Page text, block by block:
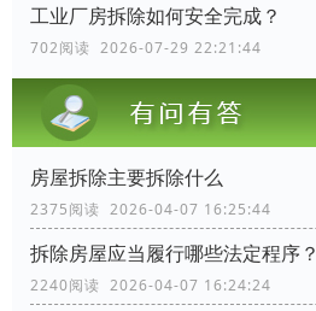
工业厂房拆除如何安全完成？
702阅读 2026-07-29 22:21:44
房屋拆除主要拆除什么
2375阅读 2026-04-07 16:25:44
拆除房屋应当履行哪些法定程序？
2240阅读 2026-04-07 16:24:24